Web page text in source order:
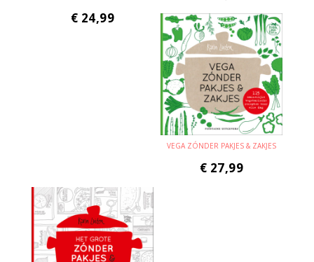
€ 24,99
VEGA ZÓNDER PAKJES & ZAKJES
€ 27,99